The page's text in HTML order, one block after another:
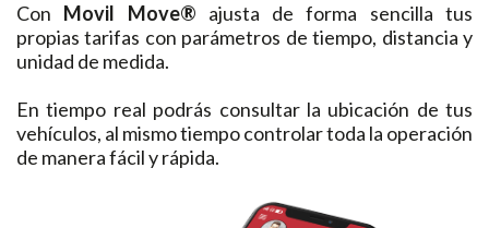
Con Movil Move® ajusta de forma sencilla tus
propias tarifas con parámetros de tiempo, distancia y
unidad de medida.
En tiempo real podrás consultar la ubicación de tus
vehículos, al mismo tiempo controlar toda la operación
de manera fácil y rápida.